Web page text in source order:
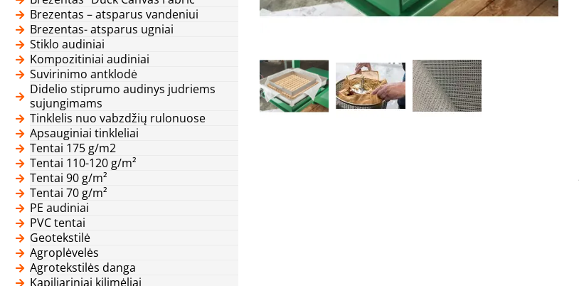
Brezentas – atsparus vandeniui
Brezentas- atsparus ugniai
Stiklo audiniai
Kompozitiniai audiniai
Suvirinimo antklodė
Didelio stiprumo audinys judriems
sujungimams
Tinklelis nuo vabzdžių rulonuose
Apsauginiai tinkleliai
Tentai 175 g/m2
Tentai 110-120 g/m²
Tentai 90 g/m²
Tentai 70 g/m²
PE audiniai
PVC tentai
Geotekstilė
Agroplėvelės
Agrotekstilės danga
Kapiliariniai kilimėliai